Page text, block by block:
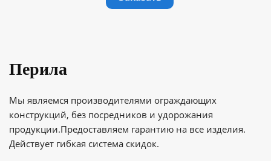
Перила
Мы являемся производителями ограждающих
конструкций, без посредников и удорожания
продукции.Предоставляем гарантию на все изделия.
Действует гибкая система скидок.